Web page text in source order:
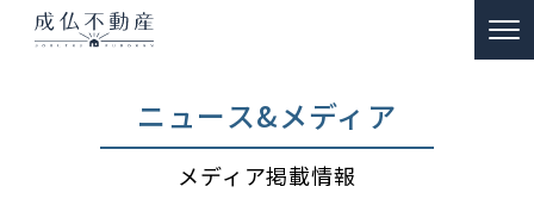
ニュース&メディア
メディア掲載情報
事故物件のお悩み解決